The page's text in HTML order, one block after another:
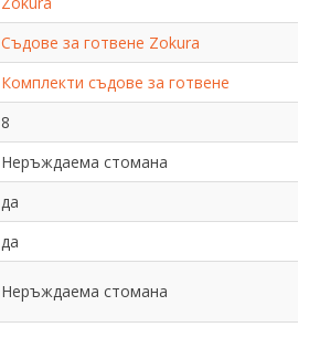
Съдове за готвене Zokura
Комплекти съдове за готвене
8
Неръждаема стомана
да
да
Неръждаема стомана